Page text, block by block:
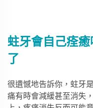
蛀牙會自己痊
了
很遺憾地告訴你，蛀牙
痛有時會減緩甚至消失